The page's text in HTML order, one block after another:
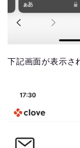
下記画面が表示さ